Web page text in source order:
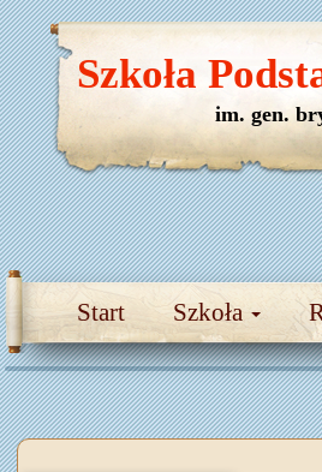
Start Szkoła
Szkoła
im. gen.